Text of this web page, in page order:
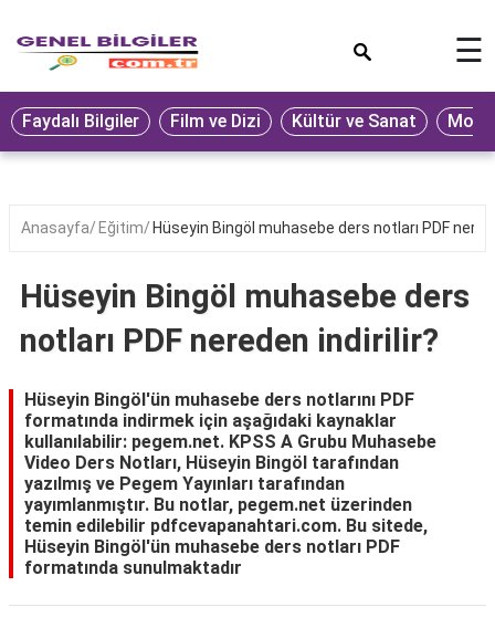
Eğitim
Ekonomi
Seyahat
Oyun
Yaşam
Hukuk
Blog
☰
Faydalı Bilgiler Film ve Dizi Kültür ve Sanat
Anasayfa Eğitim Hüseyin Bingöl muhasebe ders notları PDF
Hüseyin Bingöl muhasebe ders
notları PDF nereden indirilir?
Hüseyin Bingöl'ün muhasebe ders notlarını PDF
formatında indirmek için aşağıdaki kaynaklar
kullanılabilir: pegem.net. KPSS A Grubu Muhasebe
Video Ders Notları, Hüseyin Bingöl tarafından
yazılmış ve Pegem Yayınları tarafından
yayımlanmıştır. Bu notlar, pegem.net üzerinden
temin edilebilir pdfcevapanahtari.com. Bu sitede,
Hüseyin Bingöl'ün muhasebe ders notları PDF
formatında sunulmaktadır